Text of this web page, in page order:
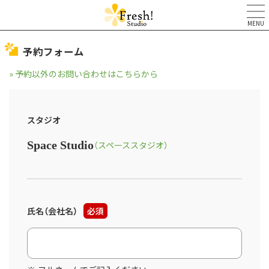
MENU
予約フォーム
» 予約以外のお問い合わせはこちらから
スタジオ
Space Studio（スペーススタジオ）
氏名（会社名） 必須